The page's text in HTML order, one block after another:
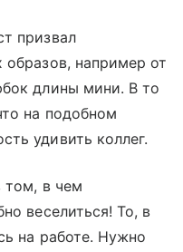
призвал
образов, например от
длины мини. В то
на подобном
удивить коллег.
том, в чем
веселиться! То, в
на работе. Нужно